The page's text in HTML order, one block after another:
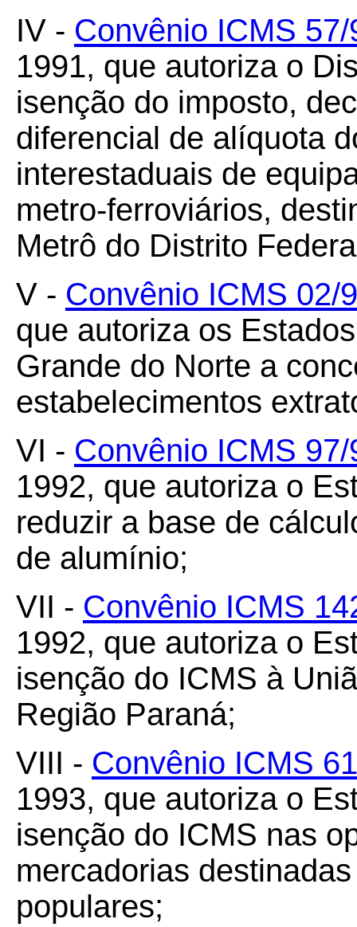
IV - Convênio ICMS 57/
1991, que autoriza o
isenção do imposto,
diferencial de alíquota
interestaduais de
metro-ferroviários,
Metrô do Distrito
V - Convênio ICMS 02/
que autoriza os
Grande do Norte a
estabelecimentos
VI - Convênio ICMS 97/
1992, que autoriza o
reduzir a base de
de alumínio;
VII - Convênio ICMS
1992, que autoriza o
isenção do ICMS à
Região Paraná;
VIII - Convênio ICMS
1993, que autoriza o
isenção do ICMS nas
mercadorias
populares;